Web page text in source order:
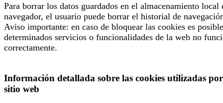
Para borrar los datos guardados en el almacenamiento local
navegador, el usuario puede borrar el historial de
Aviso importante: en caso de bloquear las cookies es
determinados servicios o funcionalidades de la web no
correctamente.
Información detallada sobre las cookies utilizadas por
sitio web